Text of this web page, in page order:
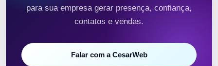
para sua empresa gerar presença, confiança,
contatos e vendas.
Falar com a CesarWeb